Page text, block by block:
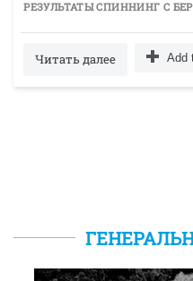
РЕЗУЛЬТАТЫ СПИННИНГ С
Читать далее Add